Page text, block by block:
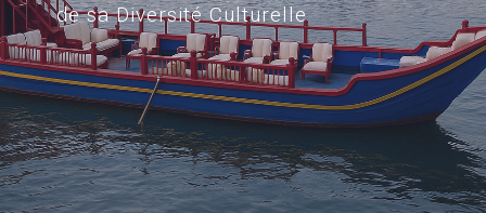
de sa Diversité Culturelle